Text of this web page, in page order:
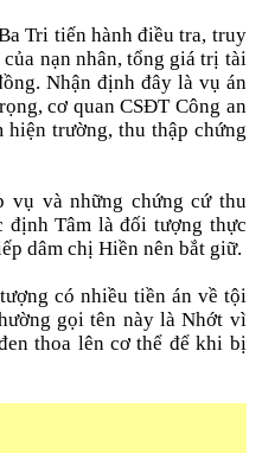
Tri tiến hành điều tra, truy
nạn nhân, tổng giá trị tài
Nhận định đây là vụ án
cơ quan CSĐT Công an
hiện trường, thu thập chứng
vụ và những chứng cứ thu
định Tâm là đối tượng thực
dâm chị Hiền nên bắt giữ.
có nhiều tiền án về tội
gọi tên này là Nhớt vì
thoa lên cơ thể để khi bị